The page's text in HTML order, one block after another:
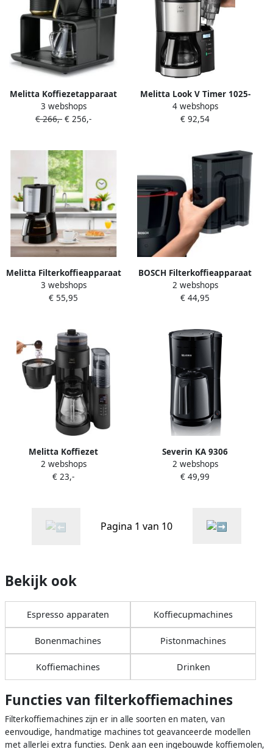
Melitta Koffiezetapparaat
met bonenmaler EPOS 1024-
04 1 l Zwart goudkleur 360°
3 webshops
€ 266,- € 256,-
Melitta Look V Timer 1025-
08 |
Filterkoffiezetapparaten |
4 webshops
€ 92,54
Melitta Filterkoffieapparaat
Enjoy top 1017-04 1 25 l
3 webshops
€ 55,95
BOSCH Filterkoffieapparaat
MyMoment TKA2M113 1 25
l voor 10-15 kopjes glazen
2 webshops
€ 44,95
Melitta Koffiezet
AromaFresh 1030-05 |
Keuken- en Kookartikelen |
2 webshops
€ 23,-
Severin KA 9306
Filterkoffiezetapparaat 1 l
Gemalen koffie 1000 W
2 webshops
€ 49,99
Pagina 1 van 10
Bekijk ook
Espresso apparaten Koffiecupmachines
Bonenmachines Pistonmachines
Koffiemachines Drinken
Functies van filterkoffiemachines
Filterkoffiemachines zijn er in alle soorten en maten, van
eenvoudige, handmatige machines tot geavanceerde modellen
met allerlei extra functies. Denk aan een ingebouwde koffiemolen,